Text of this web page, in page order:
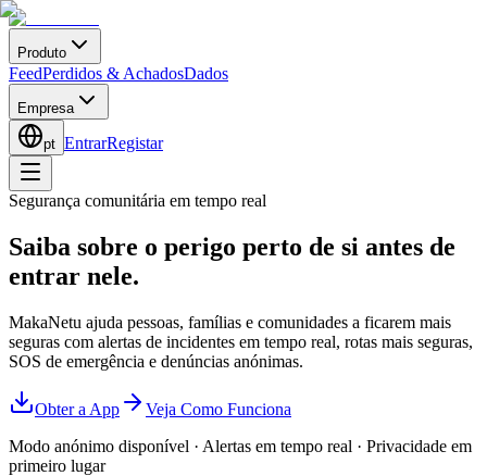
Produto
FeedPerdidos & AchadosDados
Empresa
pt EntrarRegistar
Segurança comunitária em tempo real
Saiba sobre o perigo perto de si antes de
entrar nele.
MakaNetu ajuda pessoas, famílias e comunidades a ficarem mais
seguras com alertas de incidentes em tempo real, rotas mais seguras,
SOS de emergência e denúncias anónimas.
Obter a App
Veja Como Funciona
Modo anónimo disponível · Alertas em tempo real · Privacidade em
primeiro lugar